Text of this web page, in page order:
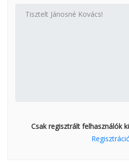
Csak regisztrált felhasználók